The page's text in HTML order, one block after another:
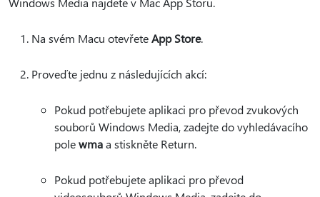
Na svém Macu otevřeteApp Store.
Proveďte jednu z následujících akcí:
Pokud potřebujete aplikaci pro převod zvukových
souborů Windows Media, zadejte do vyhledávacího
polewmaa stiskněte Return.
Pokud potřebujete aplikaci pro převod